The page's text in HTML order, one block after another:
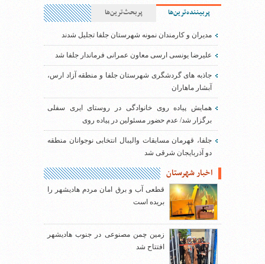
پربیننده‌ترین‌ها پربحث‌ترین‌ها
مدیران و کارمندان نمونه شهرستان جلفا تجلیل شدند
علیرضا یونسی ارسی معاون عمرانی فرماندار جلفا شد
جاذبه های گردشگری شهرستان جلفا و منطقه آزاد ارس،
آبشار ماهاران
همایش پیاده روی خانوادگی در روستای ایری سفلی
برگزار شد/ عدم حضور مسئولین در پیاده روی
جلفا، قهرمان مسابقات والیبال انتخابی نوجوانان منطقه
دو آذربایجان شرقی شد
اخبار شهرستان
قطعی آب و برق امان مردم هادیشهر را
بریده است
زمین چمن مصنوعی در جنوب هادیشهر
افتتاح شد